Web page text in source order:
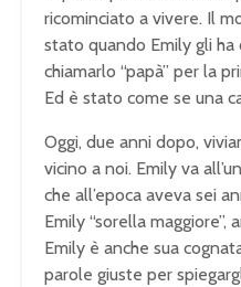
ricominciato a vivere. Il
stato quando Emily gli ha
chiamarlo “papà” per la
Ed è stato come se una
Oggi, due anni dopo,
vicino a noi. Emily va
che all’epoca aveva sei
Emily “sorella
Emily è anche sua
parole giuste per